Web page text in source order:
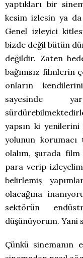
yaptıkları bir
kesim izlesin ya
Genel izleyici
bizde değil bütün
değildir. Zaten
bağımsız filmlerin
onların
sayesinde
yapsın ki
yolunun
olalım, şurada
para verip
belirlemiş
olacağına
sektörün
düşünüyorum. Yani
Çünkü sinemanın